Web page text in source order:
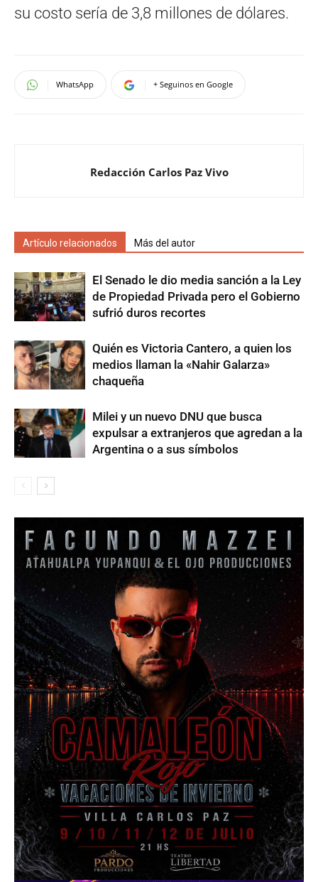
su costo sería de 3,8 millones de dólares.
WhatsApp + Seguinos en Google
Redacción Carlos Paz Vivo
Artículo relacionados Más del autor
El Senado le dio media sanción a la Ley
de Propiedad Privada pero el Gobierno
sufrió duros recortes
Quién es Victoria Cantero, a quien los
medios llaman la «Nahir Galarza»
chaqueña
Milei y un nuevo DNU que busca
expulsar a extranjeros que agredan a la
Argentina o a sus símbolos